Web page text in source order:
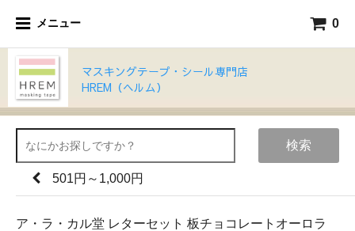
メニュー 0
マスキングテープ・シール専門店
HREM（ヘルム）
検索
501円～1,000円
ア・ラ・カル堂 レターセット 板チョコレートオーロラ